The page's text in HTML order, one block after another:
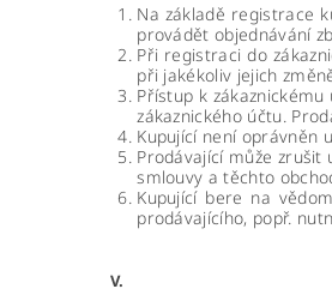
Na základě registrace
provádět objednávání
Při registraci do
při jakékoliv jejich
Přístup k
zákaznického účtu.
Kupující není oprávněn
Prodávající může zrušit
smlouvy a těchto
Kupující bere na
prodávajícího, popř.
V.